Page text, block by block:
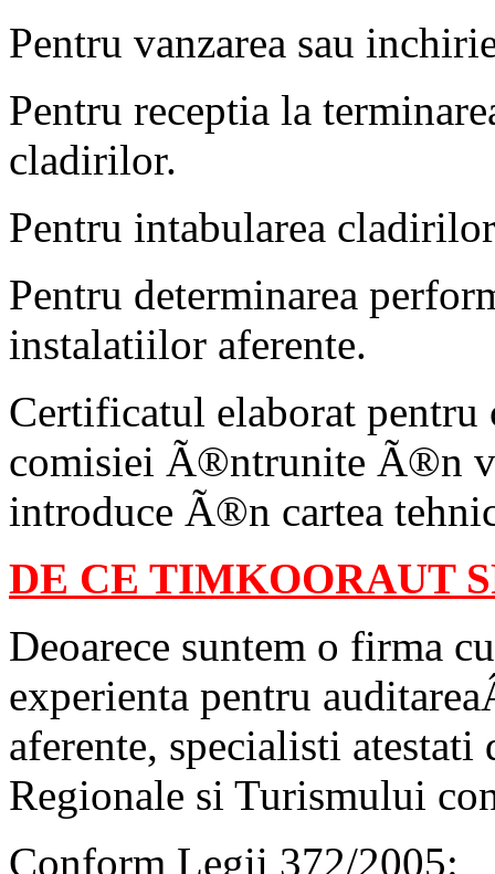
Pentru vanzarea sau
Pentru receptia la
cladirilor.
Pentru intabularea
Pentru determinarea
instalatiilor aferente.
Certificatul elaborat
comisiei Ã®ntrunite Ã®n
introduce Ã®n cartea
DE CE TIMKOORAUT
Deoarece suntem o firma
experienta pentru
aferente, specialisti
Regionale si Turismului
Conform Legii 372/2005: